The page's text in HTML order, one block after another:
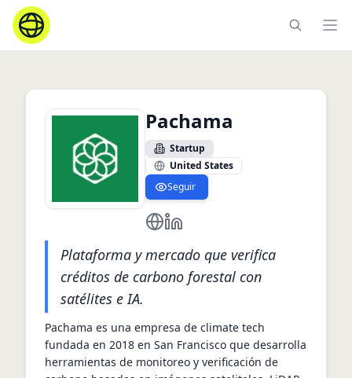
Pachama
Startup
United States
Seguir
https://pachama.com/
https://www.linkedin.com/
Plataforma y mercado que verifica
créditos de carbono forestal con
satélites e IA.
Pachama es una empresa de climate tech
fundada en 2018 en San Francisco que desarrolla
herramientas de monitoreo y verificación de